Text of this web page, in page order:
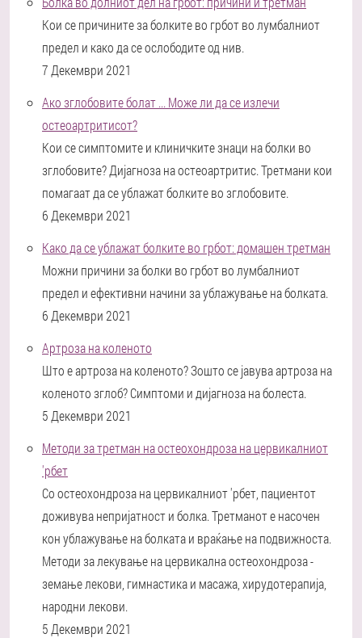
Кои се причините за болките во грбот во лумбалниот
предел и како да се ослободите од нив.
7 Декември 2021
Ако зглобовите болат ... Може ли да се излечи
остеоартритисот?
Кои се симптомите и клиничките знаци на болки во
зглобовите? Дијагноза на остеоартритис. Третмани кои
помагаат да се ублажат болките во зглобовите.
6 Декември 2021
Како да се ублажат болките во грбот: домашен третман
Можни причини за болки во грбот во лумбалниот
предел и ефективни начини за ублажување на болката.
6 Декември 2021
Артроза на коленото
Што е артроза на коленото? Зошто се јавува артроза на
коленото зглоб? Симптоми и дијагноза на болеста.
5 Декември 2021
Методи за третман на остеохондроза на цервикалниот
'рбет
Со остеохондроза на цервикалниот 'рбет, пациентот
доживува непријатност и болка. Третманот е насочен
кон ублажување на болката и враќање на подвижноста.
Методи за лекување на цервикална остеохондроза -
земање лекови, гимнастика и масажа, хирудотерапија,
народни лекови.
5 Декември 2021